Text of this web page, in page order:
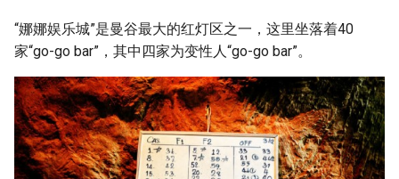
“娜娜娱乐城”是曼谷最大的红灯区之一，这里坐落着40
家“go-go bar”，其中四家为变性人“go-go bar”。